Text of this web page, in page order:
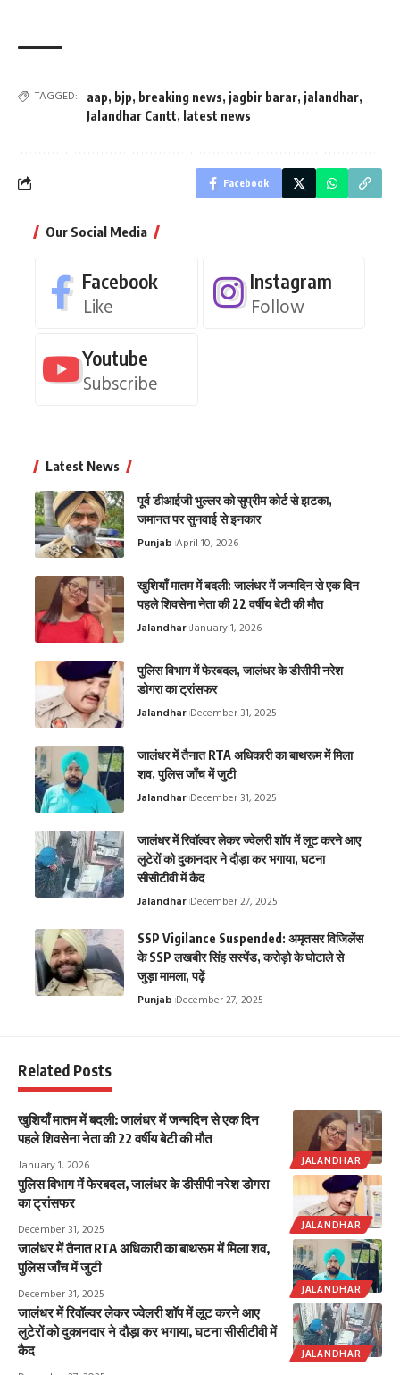
TAGGED: aap, bjp, breaking news, jagbir barar, jalandhar,
Jalandhar Cantt, latest news
Facebook
Our Social Media
Facebook
Like
Instagram
Follow
Youtube
Subscribe
Latest News
पूर्व डीआईजी भुल्लर को सुप्रीम कोर्ट से झटका,
जमानत पर सुनवाई से इनकार
Punjab April 10, 2026
खुशियाँ मातम में बदली: जालंधर में जन्मदिन से एक दिन
पहले शिवसेना नेता की 22 वर्षीय बेटी की मौत
Jalandhar January 1, 2026
पुलिस विभाग में फेरबदल, जालंधर के डीसीपी नरेश
डोगरा का ट्रांसफर
Jalandhar December 31, 2025
जालंधर में तैनात RTA अधिकारी का बाथरूम में मिला
शव, पुलिस जाँच में जुटी
Jalandhar December 31, 2025
जालंधर में रिवॉल्वर लेकर ज्वेलरी शॉप में लूट करने आए
लुटेरों को दुकानदार ने दौड़ा कर भगाया, घटना
सीसीटीवी में कैद
Jalandhar December 27, 2025
SSP Vigilance Suspended: अमृतसर विजिलेंस
के SSP लखबीर सिंह सस्पेंड, करोड़ो के घोटाले से
जुड़ा मामला, पढ़ें
Punjab December 27, 2025
Related Posts
JALANDHAR
खुशियाँ मातम में बदली: जालंधर में जन्मदिन से एक दिन
पहले शिवसेना नेता की 22 वर्षीय बेटी की मौत
January 1, 2026
JALANDHAR
पुलिस विभाग में फेरबदल, जालंधर के डीसीपी नरेश डोगरा
का ट्रांसफर
December 31, 2025
JALANDHAR
जालंधर में तैनात RTA अधिकारी का बाथरूम में मिला शव,
पुलिस जाँच में जुटी
December 31, 2025
JALANDHAR
जालंधर में रिवॉल्वर लेकर ज्वेलरी शॉप में लूट करने आए
लुटेरों को दुकानदार ने दौड़ा कर भगाया, घटना सीसीटीवी में
कैद